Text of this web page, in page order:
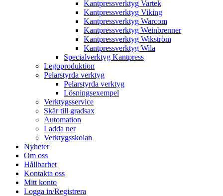
Kantpressverktyg Vartek
Kantpressverktyg Viking
Kantpressverktyg Warcom
Kantpressverktyg Weinbrenner
Kantpressverktyg Wikström
Kantpressverktyg Wila
Specialverktyg Kantpress
Legoproduktion
Pelarstyrda verktyg
Pelarstyrda verktyg
Lösningsexempel
Verktygsservice
Skär till gradsax
Automation
Ladda ner
Verktygsskolan
Nyheter
Om oss
Hållbarhet
Kontakta oss
Mitt konto
Logga in/Registrera